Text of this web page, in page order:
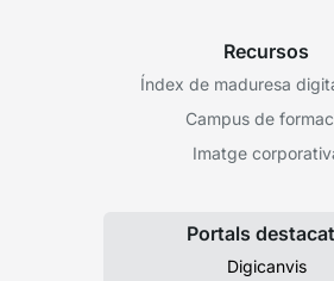
Recursos
Índex de maduresa
Campus de
Imatge
Portals
Digicanvis